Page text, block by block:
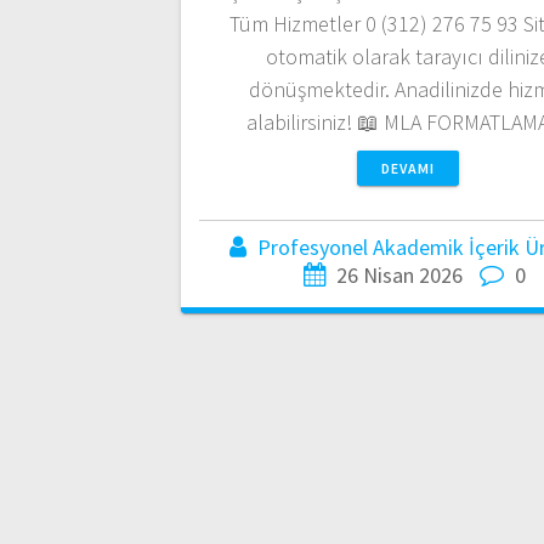
Tüm Hizmetler 0 (312) 276 75 93
otomatik olarak tarayıcı
dönüşmektedir. Anadilinizde
alabilirsiniz! 📖 MLA
DEVAMI
Profesyonel Akademik İçerik
26 Nisan 2026
0